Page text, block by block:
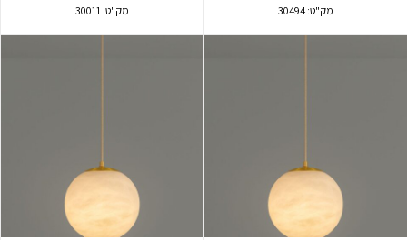
מק"ט: 30494 מק"ט: 30011